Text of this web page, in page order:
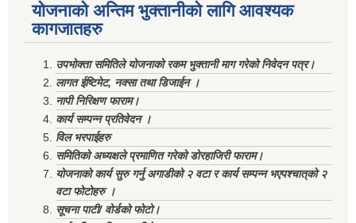
योजनाको अन्तिम भुक्तानीको लागि आवश्यक
कागजातहरु
उपभोक्ता समितिले योजनाको रकम भुक्तानी माग गरेको निवेदन पत्र।
लागत ईष्टिमेट, नक्सा तथा डिजाईन ।
नापी निरिक्षण फाराम।
कार्य सम्पन्न प्रतिवेदन ।
विल भरपाईहरु
समितिको अध्यक्षले प्रमाणित गरेको डोरहाजिरी फाराम।
योजनाको कार्य सुरु गर्नु अगाडीको २ वटा र कार्य सम्पन्न भएपश्चात्‌को २
वटा फोटोहरु ।
सूचना पाटी/ वोर्डको फोटो।